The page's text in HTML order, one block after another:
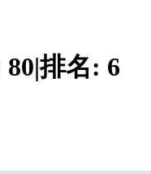
80|排名: 6